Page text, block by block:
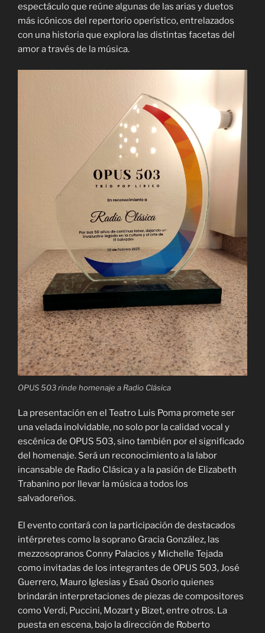
espectáculo que reúne algunas de las arias y duetos
más icónicos del repertorio operístico, entrelazados
con una historia que explora las distintas facetas del
amor a través de la música.
OPUS 503 rinde homenaje a Radio Clásica
La presentación en el Teatro Luis Poma promete ser
una velada inolvidable, no solo por la calidad vocal y
escénica de OPUS 503, sino también por el significado
del homenaje. Será un reconocimiento a la labor
incansable de Radio Clásica y a la pasión de Elizabeth
Trabanino por llevar la música a todos los
salvadoreños.
El evento contará con la participación de destacados
intérpretes como la soprano Gracia González, las
mezzosopranos Conny Palacios y Michelle Tejada
como invitadas de los integrantes de OPUS 503, José
Guerrero, Mauro Iglesias y Esaú Osorio quienes
brindarán interpretaciones de piezas de compositores
como Verdi, Puccini, Mozart y Bizet, entre otros. La
puesta en escena, bajo la dirección de Roberto